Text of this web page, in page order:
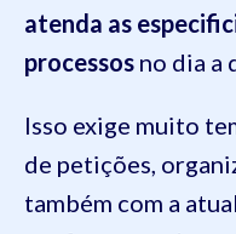
atenda as
processos no dia a
Isso exige muito
de petições,
também com a